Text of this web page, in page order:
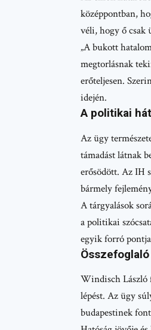
középpontban,
véli, hogy ő csak
„A bukott
megtorlásnak
erőteljesen.
idején.
A politikai
Az ügy
támadást látnak
erősödött. Az IH
bármely
A tárgyalások
a politikai
egyik forró
Összefoglaló
Windisch László
lépést. Az ügy
budapestinek